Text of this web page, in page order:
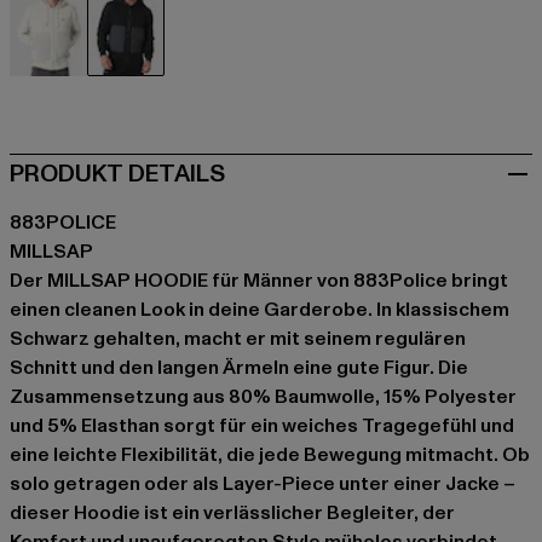
PRODUKT DETAILS
883POLICE
MILLSAP
Der MILLSAP HOODIE für Männer von 883Police bringt
einen cleanen Look in deine Garderobe. In klassischem
Schwarz gehalten, macht er mit seinem regulären
Schnitt und den langen Ärmeln eine gute Figur. Die
Zusammensetzung aus 80% Baumwolle, 15% Polyester
und 5% Elasthan sorgt für ein weiches Tragegefühl und
eine leichte Flexibilität, die jede Bewegung mitmacht. Ob
solo getragen oder als Layer-Piece unter einer Jacke –
dieser Hoodie ist ein verlässlicher Begleiter, der